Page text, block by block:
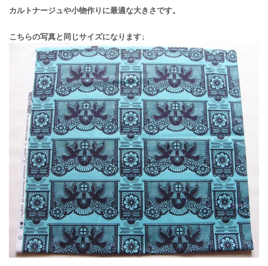
カルトナージュや小物作りに最適な大きさです。
こちらの写真と同じサイズになります↓